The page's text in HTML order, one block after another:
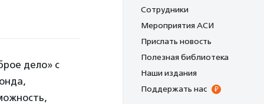
дело» с
Сотрудники
Мероприятия АСИ
Прислать новость
Полезная библиотека
Наши издания
Поддержать нас